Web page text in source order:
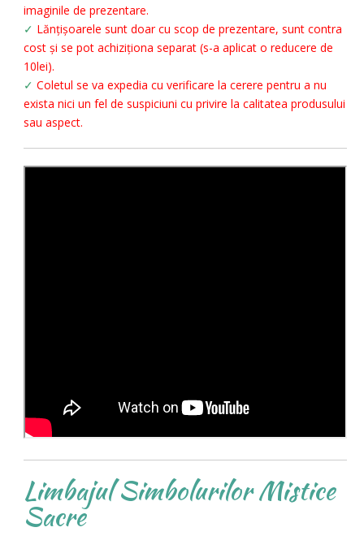
imaginile de prezentare.
✓ Lănțișoarele sunt doar cu scop de prezentare, sunt contra
cost și se pot achiziționa separat (s-a aplicat o reducere de
10lei).
✓ Coletul se va expedia cu verificare la cerere pentru a nu
exista nici un fel de suspiciuni cu privire la calitatea produsului
sau aspect.
Limbajul Simbolurilor Mistice
Sacre